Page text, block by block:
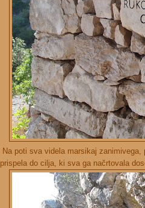
Na poti sva videla marsikaj
prispela do cilja, ki sva ga načrtovala